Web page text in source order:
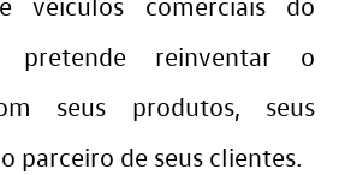
veículos comerciais do
pretende reinventar o
seus produtos, seus
parceiro de seus clientes.